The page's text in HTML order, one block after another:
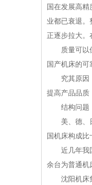
国在发展高
业都已衰退。
正逐步拉大。
质量可以保
国产机床的可
究其原因，
提高产品品质
结构问题
美、德、日
国机床构成
近几年我国
余台为普通机
沈阳机床集